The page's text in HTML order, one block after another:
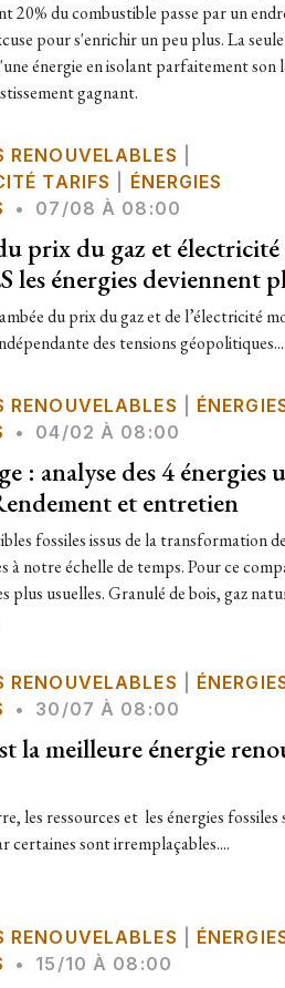
20% du combustible passe par un
pour s'enrichir un peu plus. La
énergie en isolant parfaitement son
gagnant.
RENOUVELABLES
TARIFS
ÉNERGIES
• 07/08 À 08:00
prix du gaz et
les énergies deviennent
du prix du gaz et de l’électricité
des tensions géopolitiques....
RENOUVELABLES
• 04/02 À 08:00
: analyse des 4 énergies
et entretien
fossiles issus de la transformation
à notre échelle de temps. Pour ce
plus usuelles. Granulé de bois, gaz
RENOUVELABLES
• 30/07 À 08:00
la meilleure énergie
les ressources et les énergies
certaines sont irremplaçables....
RENOUVELABLES
• 15/10 À 08:00